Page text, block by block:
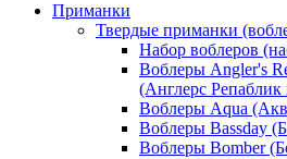
Приманки
Твердые приманки
Набор воблеров
Воблеры Angler's
(Англерс
Воблеры Aqua
Воблеры Bassday
Воблеры Bomber